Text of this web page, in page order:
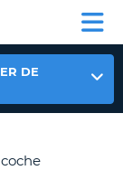
DE